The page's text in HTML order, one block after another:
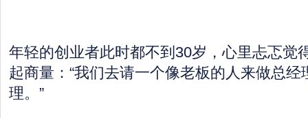
年轻的创业者此时都不到30岁，心里忐忑觉
起商量：“我们去请一个像老板的人来做总
理。”